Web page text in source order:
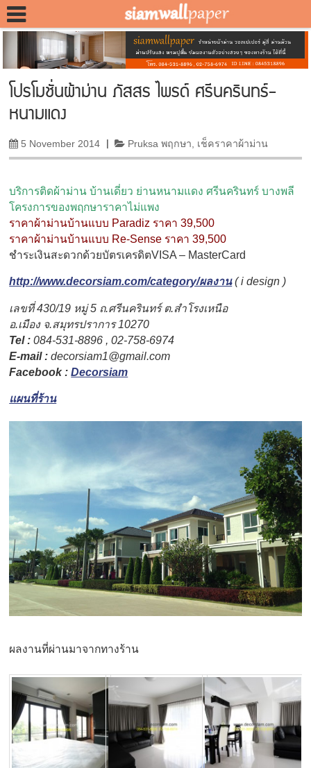
โปรโมชั่นผ้าม่าน ภัสสร ไพรด์ ศรีนครินทร์-
หนามแดง
5 November 2014 | Pruksa พฤกษา เช็คราคาผ้าม่าน
บริการติดผ้าม่าน บ้านเดี่ยว ย่านหนามแดง ศรีนครินทร์ บางพลี
โครงการของพฤกษาราคาไม่แพง
ราคาผ้าม่านบ้านแบบ Paradiz ราคา 39,500
ราคาผ้าม่านบ้านแบบ Re-Sense ราคา 39,500
ชำระเงินสะดวกด้วยบัตรเครดิตVISA – MasterCard
http://www.decorsiam.com/category/ผลงาน( i design )
เลขที่ 430/19 หมู่ 5 ถ.ศรีนครินทร์ ต.สำโรงเหนือ
อ.เมือง จ.สมุทรปราการ 10270
Tel : 084-531-8896 , 02-758-6974
E-mail : decorsiam1@gmail.com
Facebook : Decorsiam
แผนที่ร้าน
ผลงานที่ผ่านมาจากทางร้าน